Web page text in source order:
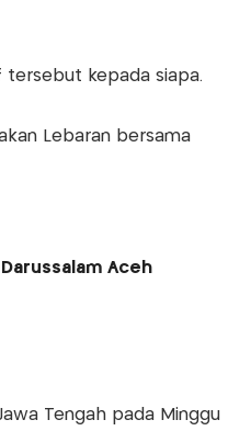
tersebut kepada siapa.
Lebaran bersama
Aceh
Tengah pada Minggu